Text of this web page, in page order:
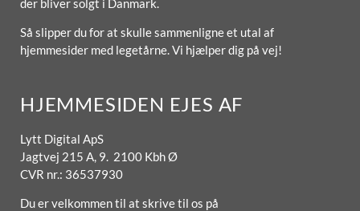
der bliver solgt i Danmark.
Så slipper du for at skulle sammenligne et utal af
hjemmesider med legetårne. Vi hjælper dig på vej!
HJEMMESIDEN EJES AF
Lytt Digital ApS
Jagtvej 215 A, 9. 2100 Kbh Ø
CVR nr.: 36537930
Du er velkommen til at skrive til os på